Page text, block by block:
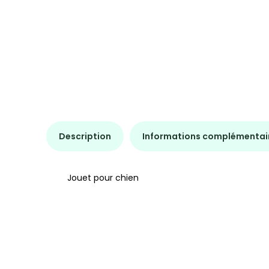
Description Informations
Jouet pour chien